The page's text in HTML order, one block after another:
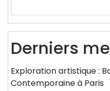
Derniers
Exploration artistique :
Contemporaine à Paris